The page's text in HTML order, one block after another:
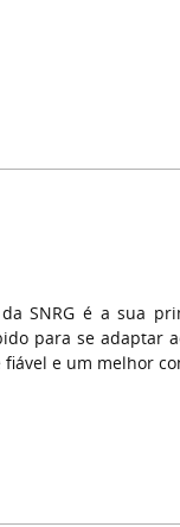
SNRG é a sua
para se
e um melhor